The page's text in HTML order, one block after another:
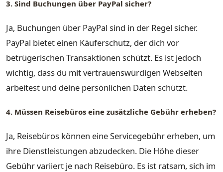
3. Sind Buchungen über PayPal sicher?
Ja, Buchungen über PayPal sind in der Regel sicher.
PayPal bietet einen Käuferschutz, der dich vor
betrügerischen Transaktionen schützt. Es ist jedoch
wichtig, dass du mit vertrauenswürdigen Webseiten
arbeitest und deine persönlichen Daten schützt.
4. Müssen Reisebüros eine zusätzliche Gebühr erheben?
Ja, Reisebüros können eine Servicegebühr erheben, um
ihre Dienstleistungen abzudecken. Die Höhe dieser
Gebühr variiert je nach Reisebüro. Es ist ratsam, sich im